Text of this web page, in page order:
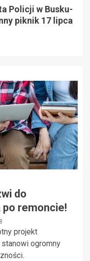
Policji w Busku-
piknik 17 lipca
do
remoncie!
projekt
ogromny